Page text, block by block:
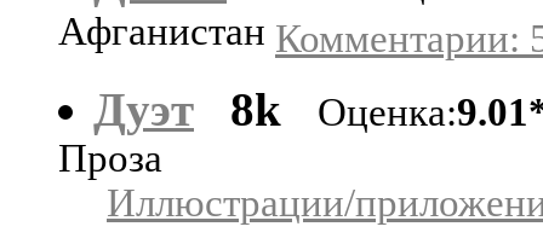
Афганистан Комментарии:
Дуэт 8k Оценка:
Проза
Иллюстрации/